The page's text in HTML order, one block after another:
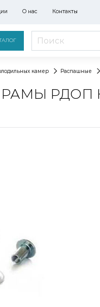
О нас Контакты
камер Распашные
РДОП